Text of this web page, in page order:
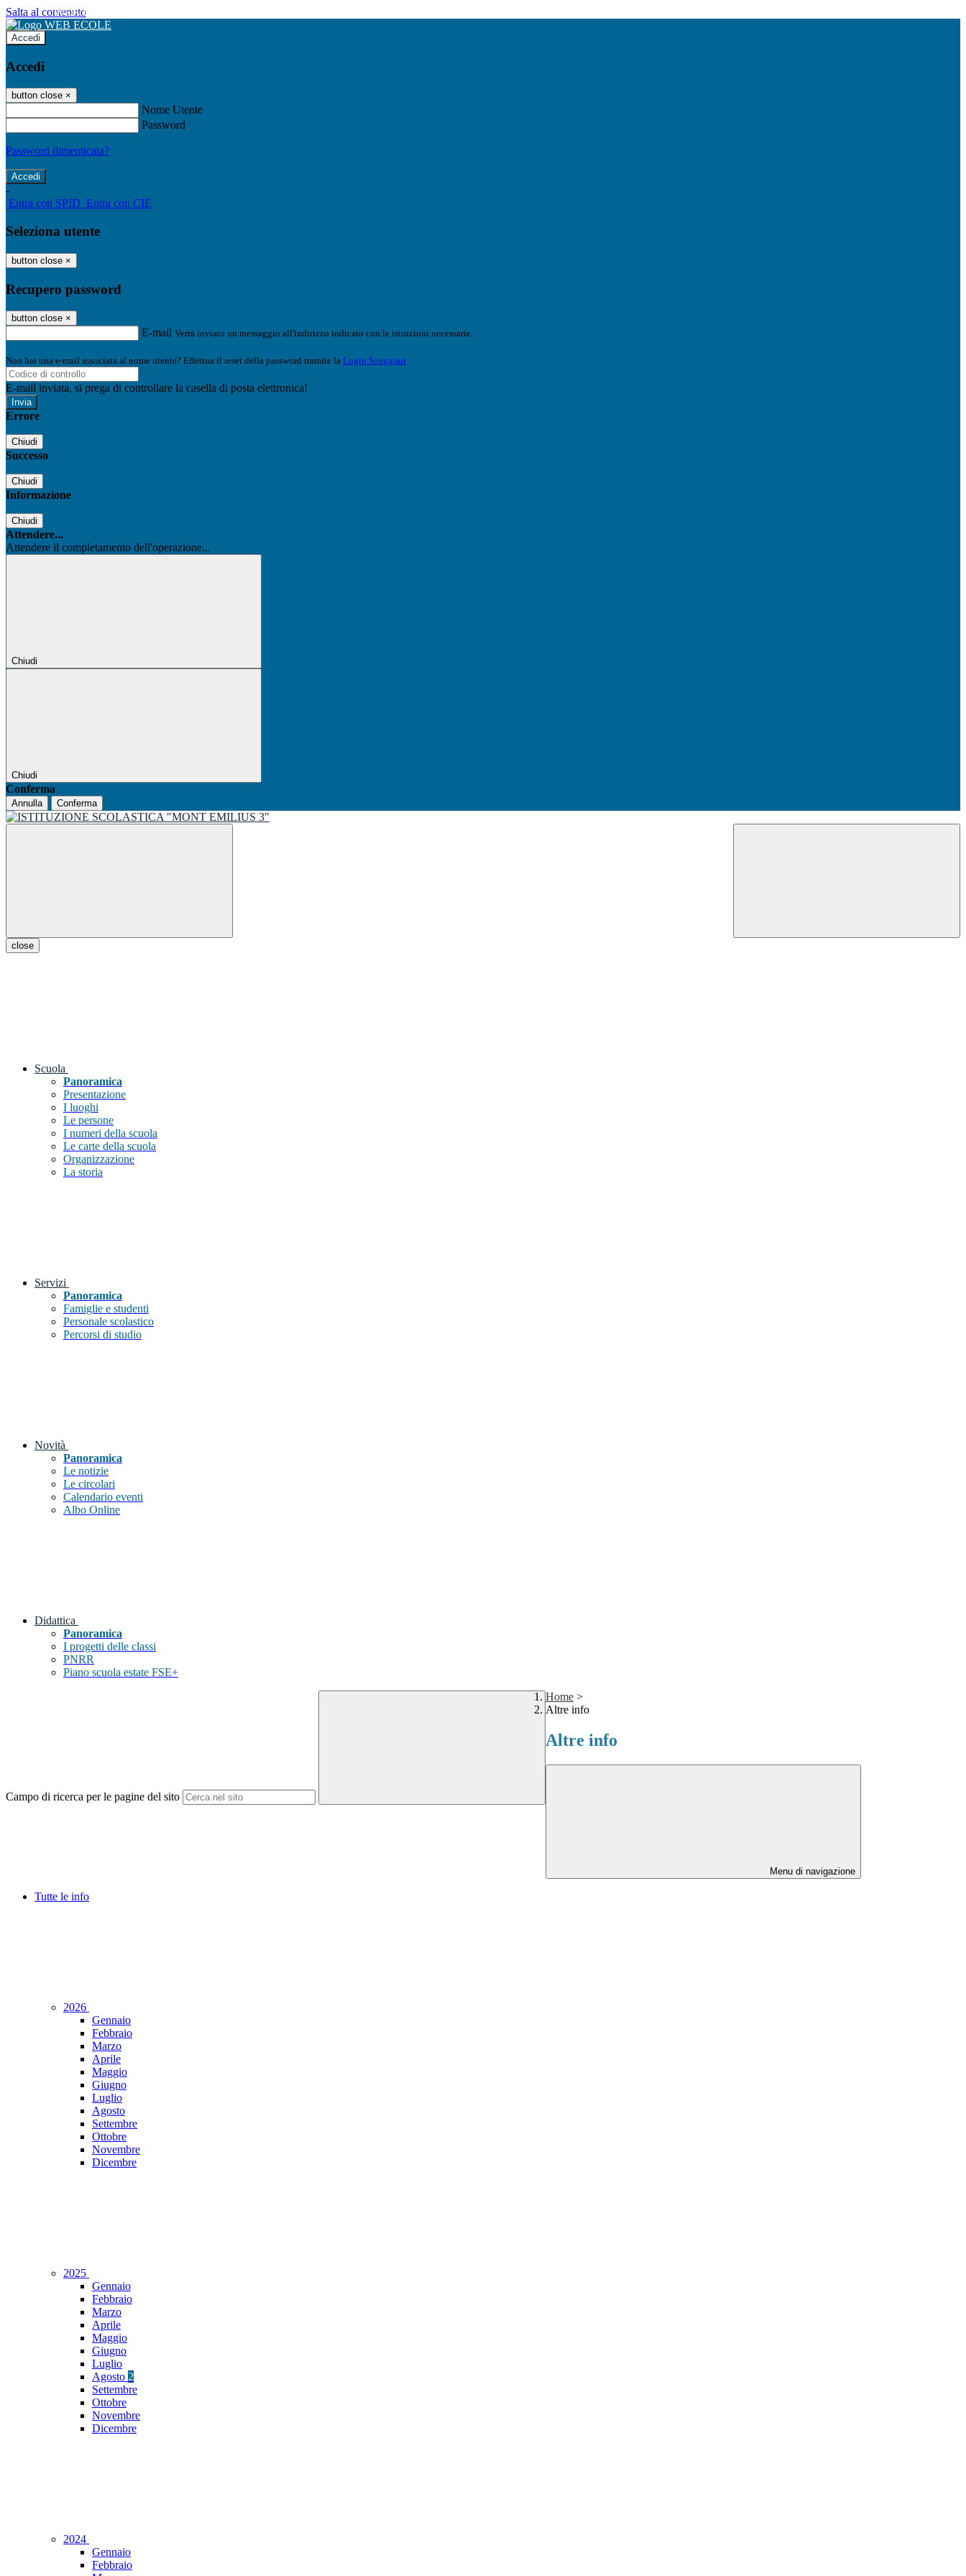
Salta al contenuto
WEB ECOLE
Accedi
Accedi
button close ×
Nome Utente
Password
Password dimenticata?
-
Entra con SPID Entra con CIE
Seleziona utente
button close ×
Recupero password
button close ×
E-mail Verrà inviato un messaggio all'indirizzo indicato con le istruzioni necessarie.
Non hai una e-mail associata al nome utente? Effettua il reset della password tramite la Login Spaggiari
E-mail inviata, si prega di controllare la casella di posta elettronica!
Errore
Chiudi
Successo
Chiudi
Informazione
Chiudi
Attendere...
Attendere il completamento dell'operazione...
Chiudi
Chiudi
Conferma
Annulla Conferma
close
Scuola
Panoramica
Presentazione
I luoghi
Le persone
I numeri della scuola
Le carte della scuola
Organizzazione
La storia
Servizi
Panoramica
Famiglie e studenti
Personale scolastico
Percorsi di studio
Novità
Panoramica
Le notizie
Le circolari
Calendario eventi
Albo Online
Didattica
Panoramica
I progetti delle classi
PNRR
Piano scuola estate FSE+
Campo di ricerca per le pagine del sito
Home >
Altre info
Altre info
Menu di navigazione
Tutte le info
2026
Gennaio
Febbraio
Marzo
Aprile
Maggio
Giugno
Luglio
Agosto
Settembre
Ottobre
Novembre
Dicembre
2025
Gennaio
Febbraio
Marzo
Aprile
Maggio
Giugno
Luglio
Agosto 2
Settembre
Ottobre
Novembre
Dicembre
2024
Gennaio
Febbraio